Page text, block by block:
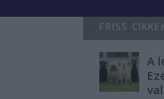
FRISS
A